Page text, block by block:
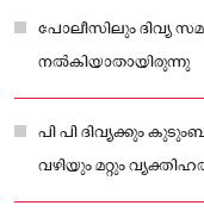
പോലീസിലും ദിവ്യ
നൽകിയാതായിരുന്നു
പി പി ദിവ്യക്കും
വഴിയും മറ്റും
സംഭവത്തിൽ കണ്ണൂർ